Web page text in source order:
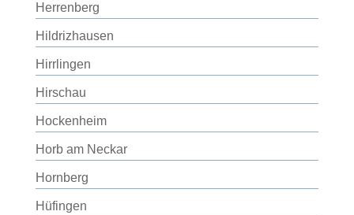
Herrenberg
Hildrizhausen
Hirrlingen
Hirschau
Hockenheim
Horb am Neckar
Hornberg
Hüfingen